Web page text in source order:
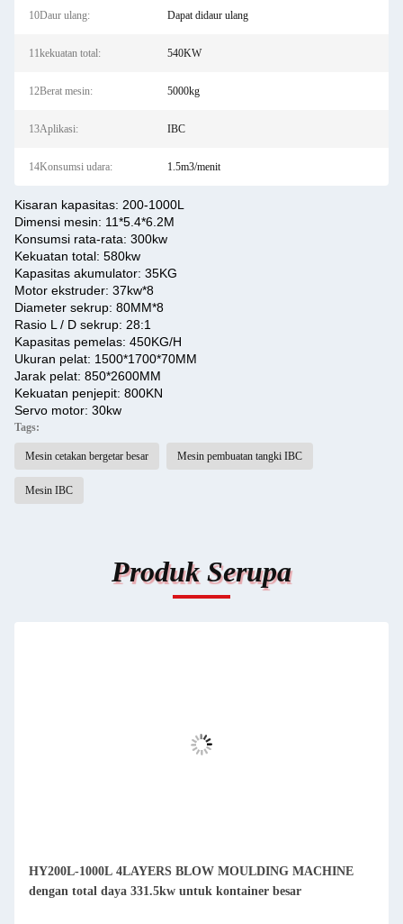
10Daur ulang: Dapat didaur ulang
11kekuatan total: 540KW
12Berat mesin: 5000kg
13Aplikasi: IBC
14Konsumsi udara: 1.5m3/menit
Kisaran kapasitas: 200-1000L
Dimensi mesin: 11*5.4*6.2M
Konsumsi rata-rata: 300kw
Kekuatan total: 580kw
Kapasitas akumulator: 35KG
Motor ekstruder: 37kw*8
Diameter sekrup: 80MM*8
Rasio L / D sekrup: 28:1
Kapasitas pemelas: 450KG/H
Ukuran pelat: 1500*1700*70MM
Jarak pelat: 850*2600MM
Kekuatan penjepit: 800KN
Servo motor: 30kw
Tags:
Mesin cetakan bergetar besar Mesin pembuatan tangki IBC
Mesin IBC
Produk Serupa
HY200L-1000L 4LAYERS BLOW MOULDING MACHINE
dengan total daya 331.5kw untuk kontainer besar